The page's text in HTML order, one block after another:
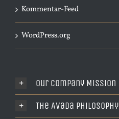
Kommentar-Feed
WordPress.org
Our Company Mission
The Avada Philosophy